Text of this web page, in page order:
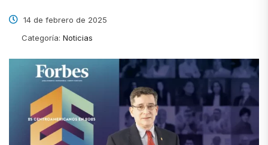
14 de febrero de 2025
Categoría: Noticias